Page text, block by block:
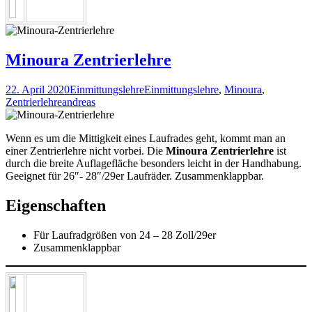
Minoura Zentrierlehre
22. April 2020EinmittungslehreEinmittungslehre, Minoura,
Zentrierlehreandreas
Wenn es um die Mittigkeit eines Laufrades geht, kommt man an
einer Zentrierlehre nicht vorbei. Die Minoura Zentrierlehre ist
durch die breite Auflagefläche besonders leicht in der Handhabung.
Geeignet für 26″- 28″/29er Laufräder. Zusammenklappbar.
Eigenschaften
Für Laufradgrößen von 24 – 28 Zoll/29er
Zusammenklappbar